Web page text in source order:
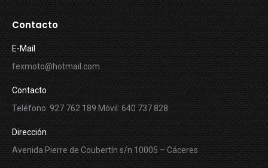
Contacto
E-Mail
fexmoto@hotmail.com
Contacto
Teléfono: 927 762 189 Móvil: 640 737 828
Dirección
Avenida Pierre de Coubertín s/n 10005 – Cáceres